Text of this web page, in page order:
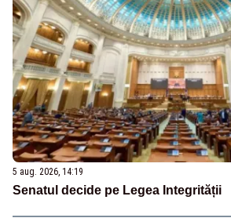
5 aug. 2026, 14:19
Senatul decide pe Legea Integrității